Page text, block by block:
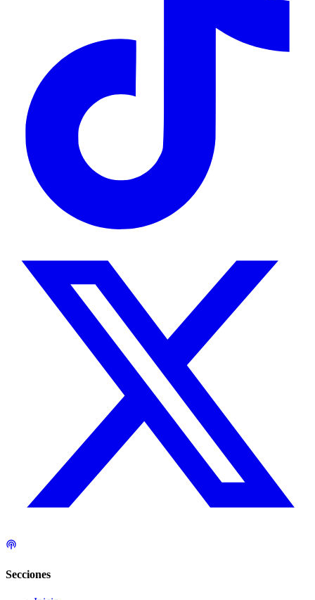
Secciones